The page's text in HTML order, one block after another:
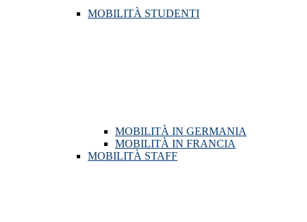
MOBILITÀ STUDENTI
MOBILITÀ IN GERMANIA
MOBILITÀ IN FRANCIA
MOBILITÀ STAFF